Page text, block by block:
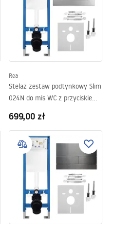
Rea
Stelaż zestaw podtynkowy Slim
024N do mis WC z przyciskiem
699,00 zł